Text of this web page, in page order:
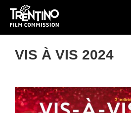
VIS À VIS 2024